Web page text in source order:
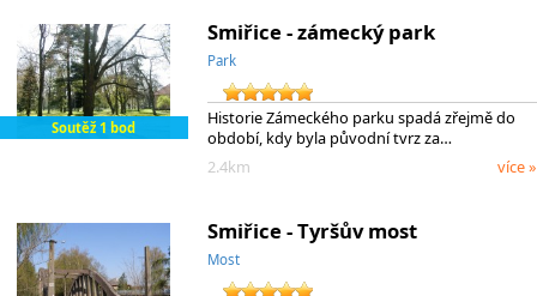
Soutěž 1 bod
Smiřice - zámecký park
Park
Historie Zámeckého parku spadá zřejmě do
období, kdy byla původní tvrz za…
2.4km
více »
Smiřice - Tyršův most
Most